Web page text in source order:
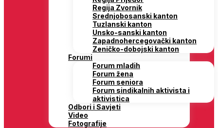
Regija Zvornik
Srednjobosanski kanton
Tuzlanski kanton
Unsko-sanski kanton
Zapadnohercegovački kanton
Zeničko-dobojski kanton
Forumi
Forum mladih
Forum žena
Forum seniora
Forum sindikalnih aktivista i
aktivistica
Odbori i Savjeti
Video
Fotografije